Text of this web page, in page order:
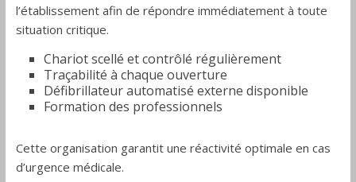
l’établissement afin de répondre immédiatement à toute
situation critique.
Chariot scellé et contrôlé régulièrement
Traçabilité à chaque ouverture
Défibrillateur automatisé externe disponible
Formation des professionnels
Cette organisation garantit une réactivité optimale en cas
d’urgence médicale.